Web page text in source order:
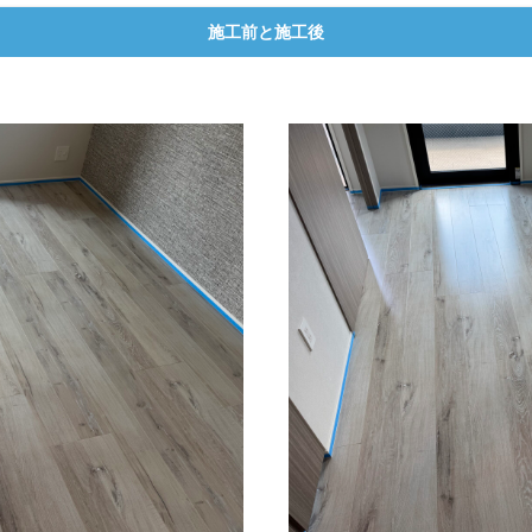
施工前と施工後